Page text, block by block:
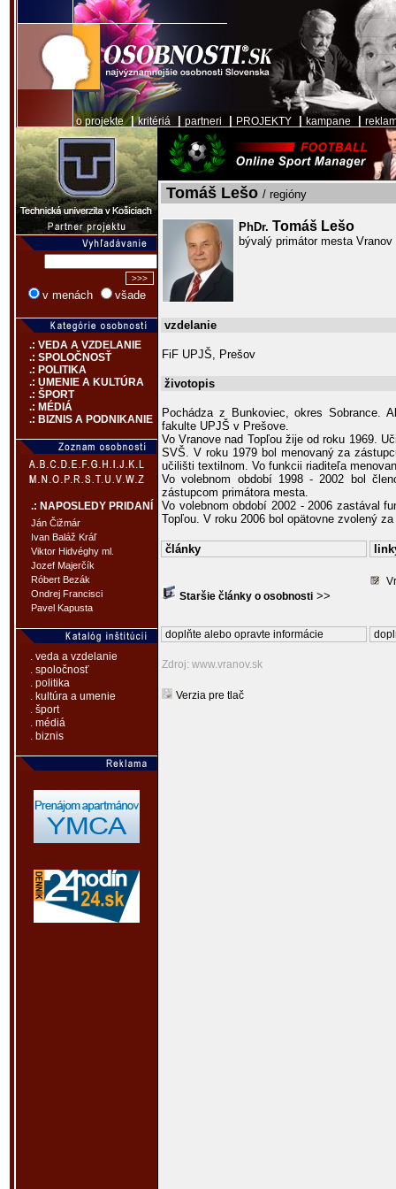
o projekte|kritériá partneri PROJEKTY kampane
v menách všade
.: VEDA A VZDELANIE
.: SPOLOČNOSŤ
.: POLITIKA
.: UMENIE A KULTÚRA
.: ŠPORT
.: MÉDIÁ
.: BIZNIS A PODNIKANIE
.: NAPOSLEDY PRIDANÍ
Ján Čižmár
Ivan Baláž Kráľ
Viktor Hidvéghy ml.
Jozef Majerčík
Róbert Bezák
Ondrej Francisci
Pavel Kapusta
. veda a vzdelanie
. spoločnosť
. politika
. kultúra a umenie
. šport
. médiá
. biznis
Tomáš Lešo / regióny
PhDr. Tomáš Lešo
bývalý primátor mesta Vranov
vzdelanie
FiF UPJŠ, Prešov
životopis
Pochádza z Bunkoviec, okres Sobrance.
fakulte UPJŠ v Prešove.
Vo Vranove nad Topľou žije od roku 1969.
SVŠ. V roku 1979 bol menovaný za
učilišti textilnom. Vo funkcii riaditeľa
Vo volebnom období 1998 - 2002 bol
zástupcom primátora mesta.
Vo volebnom období 2002 - 2006 zastával
Topľou. V roku 2006 bol opätovne zvolený
články
Staršie články o osobnosti >>
doplňte alebo opravte informácie
Zdroj: www.vranov.sk
Verzia pre tlač